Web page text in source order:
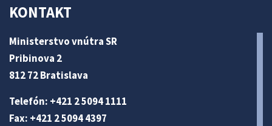
KONTAKT
Ministerstvo vnútra SR
Pribinova 2
812 72 Bratislava
Telefón: +421 2 5094 1111
Fax: +421 2 5094 4397